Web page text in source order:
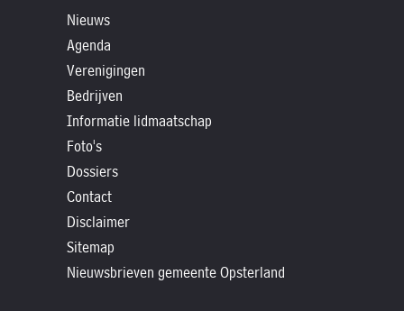
Nieuws
Agenda
Verenigingen
Bedrijven
Informatie lidmaatschap
Foto's
Dossiers
Contact
Disclaimer
Sitemap
Nieuwsbrieven gemeente Opsterland
Historische
verhalen
Dossiers
Contact
Nieuwsbrieven
gemeente
Opsterland